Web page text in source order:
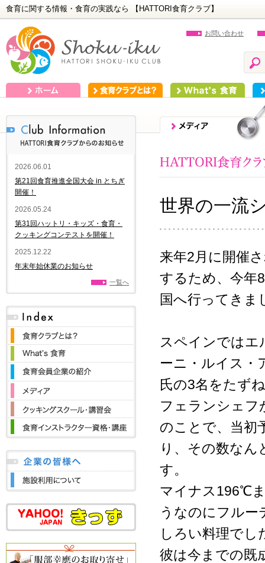
食育に関する情報・食育の実践なら 【HATTORI食育クラブ】
お問い合わせ
世界の一流
来年2月に開催
するため、今年
国へ行ってきま
スペインではエ
ーニ・ルイス・
氏の3名をたず
フェランシェフ
のことで、当初
り、その数なん
す。
マイナス196℃
うなのにフルー
しろい料理でし
彼は今までの既
2026.06.01
第21回食育推進全国大会 in とちぎ
開催！
2026.05.24
第31回ハットリ・キッズ・食育・
クッキングコンテストを開催！
2025.12.22
年末年始休業のお知らせ
一覧へ